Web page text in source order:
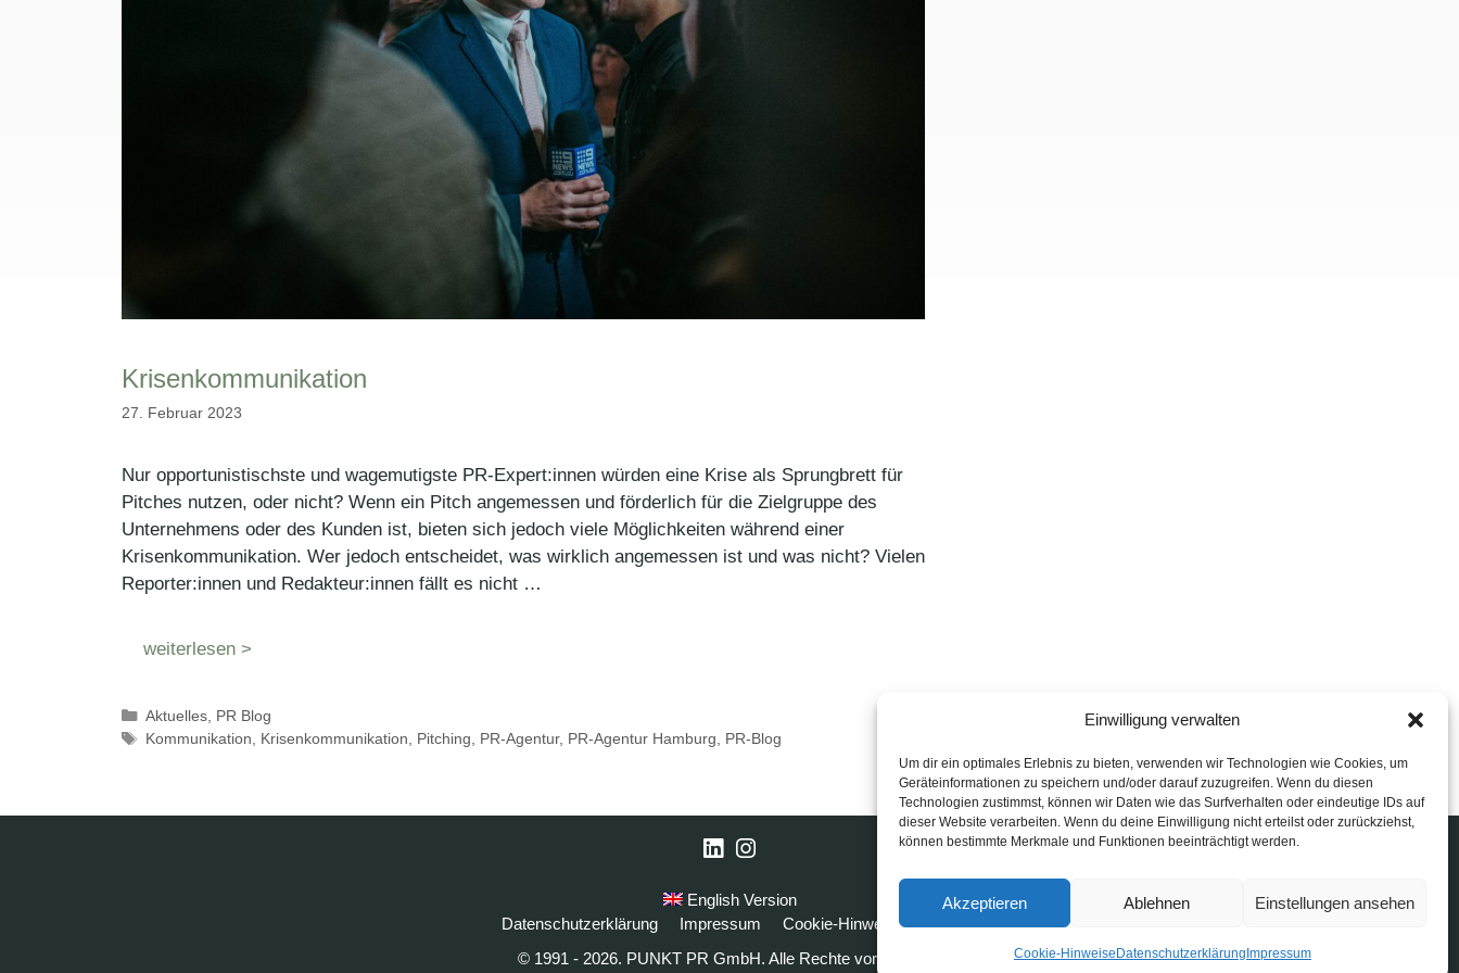
Einwilligung verwalten
Um dir ein optimales Erlebnis zu bieten, verwenden wir Technologien wie Cookies, um
Geräteinformationen zu speichern und/oder darauf zuzugreifen. Wenn du diesen
Technologien zustimmst, können wir Daten wie das Surfverhalten oder eindeutige IDs auf
dieser Website verarbeiten. Wenn du deine Einwilligung nicht erteilst oder zurückziehst,
können bestimmte Merkmale und Funktionen beeinträchtigt werden.
Akzeptieren Ablehnen Einstellungen ansehen
Cookie-Hinweise Datenschutzerklärung Impressum
Krisenkommunikation
27. Februar 2023
Nur opportunistischste und wagemutigste PR-Expert:innen würden eine Krise als Sprungbrett für
Pitches nutzen, oder nicht? Wenn ein Pitch angemessen und förderlich für die Zielgruppe des
Unternehmens oder des Kunden ist, bieten sich jedoch viele Möglichkeiten während einer
Krisenkommunikation. Wer jedoch entscheidet, was wirklich angemessen ist und was nicht? Vielen
Reporter:innen und Redakteur:innen fällt es nicht …
weiterlesen >
Kategorien
Aktuelles, PR Blog
Schlagwörter
Kommunikation Krisenkommunikation Pitching PR-Agentur, PR-Agentur Hamburg PR-Blog
LinkedInInstagram
English Version
Datenschutzerklärung
Impressum Cookie-Hinweise
FAQ
© 1991 - 2026. PUNKT PR GmbH. Alle Rechte vorbehalten.